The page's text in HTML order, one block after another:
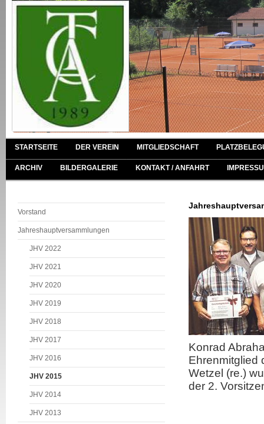
STARTSEITE DER VEREIN MITGLIEDSCHAFT
ARCHIV BILDERGALERIE KONTAKT / ANFAHRT
Vorstand
Jahreshauptversammlungen
JHV 2022
JHV 2021
JHV 2020
JHV 2019
JHV 2018
JHV 2017
JHV 2016
JHV 2015
JHV 2014
JHV 2013
Konrad
Ehrenmitglied
Wetzel (re.)
der 2.